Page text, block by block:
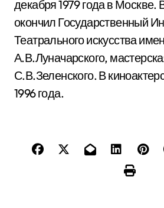
декабря 1979 года в Москве.
окончил Государственный
Театрального искусства
А.В.Луначарского,
С.В.Зеленского. В
1996 года.